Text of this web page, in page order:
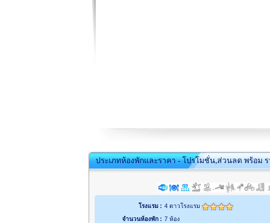
ประเภทห้องพักและราคา - โปรโมชั่น,ส่วนลด พร้อม
โรงแรม : 4 ดาวโรงแรม
จำนวนห้องพัก : 7 ห้อง